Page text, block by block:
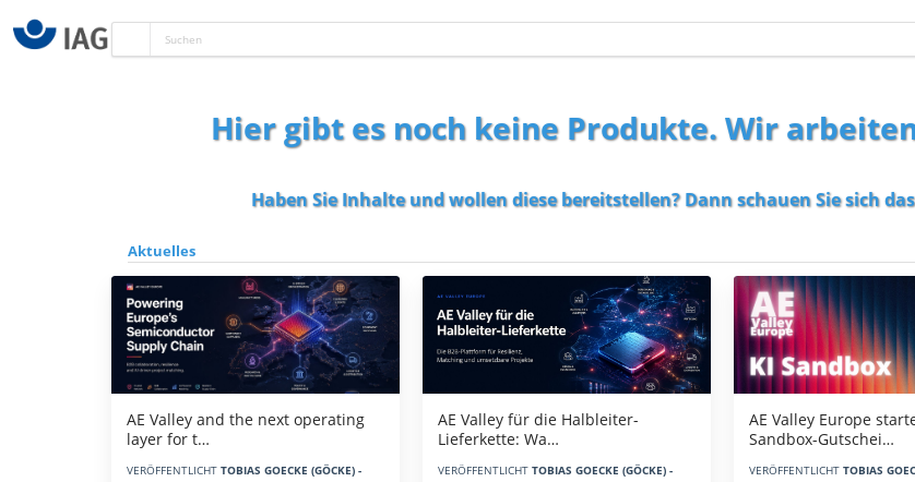
Hier gibt es noch keine Produkte. Wir
Haben Sie Inhalte und wollen diese bereitstellen? Dann schauen Sie sich das
Aktuelles
AE Valley and the next operating
layer for t…
VERÖFFENTLICHT TOBIAS GOECKE (GÖCKE) -
AE Valley für die Halbleiter-
Lieferkette: Wa…
VERÖFFENTLICHT TOBIAS GOECKE (GÖCKE) -
AE Valley Europe
Sandbox-Gutschei…
VERÖFFENTLICHT TOBIAS